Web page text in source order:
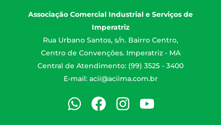
Associação Comercial Industrial e Serviços de
Imperatriz
Rua Urbano Santos, s/n. Bairro Centro,
Centro de Convenções. Imperatriz - MA
Central de Atendimento: (99) 3525 - 3400
E-mail: acii@aciima.com.br